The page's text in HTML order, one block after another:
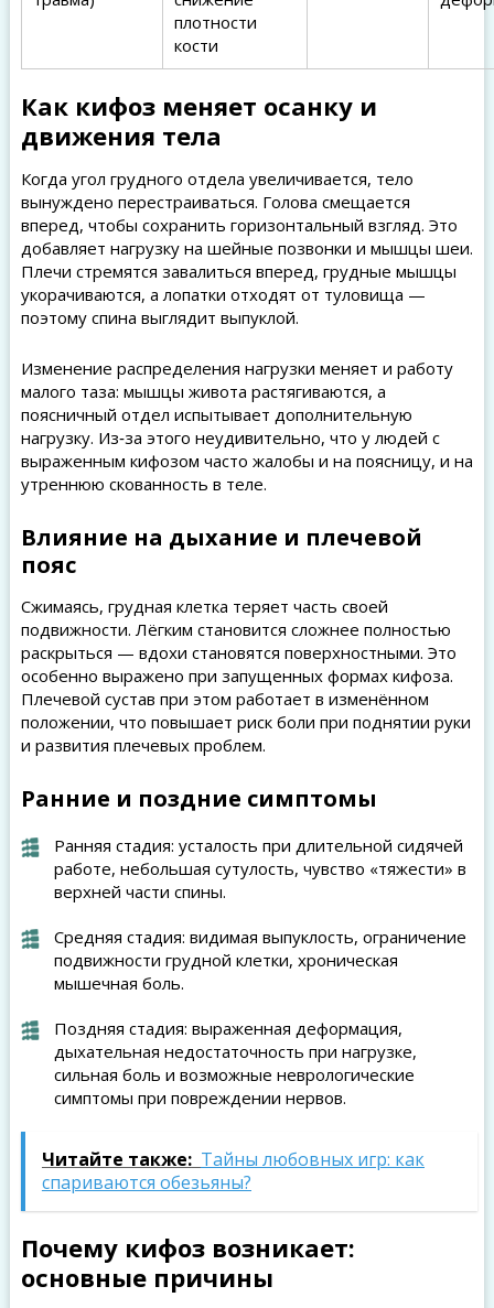
плотности
кости
Как кифоз меняет осанку и
движения тела
Когда угол грудного отдела увеличивается, тело
вынуждено перестраиваться. Голова смещается
вперед, чтобы сохранить горизонтальный взгляд. Это
добавляет нагрузку на шейные позвонки и мышцы шеи.
Плечи стремятся завалиться вперед, грудные мышцы
укорачиваются, а лопатки отходят от туловища —
поэтому спина выглядит выпуклой.
Изменение распределения нагрузки меняет и работу
малого таза: мышцы живота растягиваются, а
поясничный отдел испытывает дополнительную
нагрузку. Из‑за этого неудивительно, что у людей с
выраженным кифозом часто жалобы и на поясницу, и на
утреннюю скованность в теле.
Влияние на дыхание и плечевой
пояс
Сжимаясь, грудная клетка теряет часть своей
подвижности. Лёгким становится сложнее полностью
раскрыться — вдохи становятся поверхностными. Это
особенно выражено при запущенных формах кифоза.
Плечевой сустав при этом работает в изменённом
положении, что повышает риск боли при поднятии руки
и развития плечевых проблем.
Ранние и поздние симптомы
Ранняя стадия: усталость при длительной сидячей
работе, небольшая сутулость, чувство «тяжести» в
верхней части спины.
Средняя стадия: видимая выпуклость, ограничение
подвижности грудной клетки, хроническая
мышечная боль.
Поздняя стадия: выраженная деформация,
дыхательная недостаточность при нагрузке,
сильная боль и возможные неврологические
симптомы при повреждении нервов.
Читайте также: Тайны любовных игр: как
спариваются обезьяны?
Почему кифоз возникает:
основные причины